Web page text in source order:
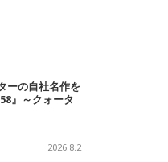
ーの自社名作を
』～クォータ
2026.8.2